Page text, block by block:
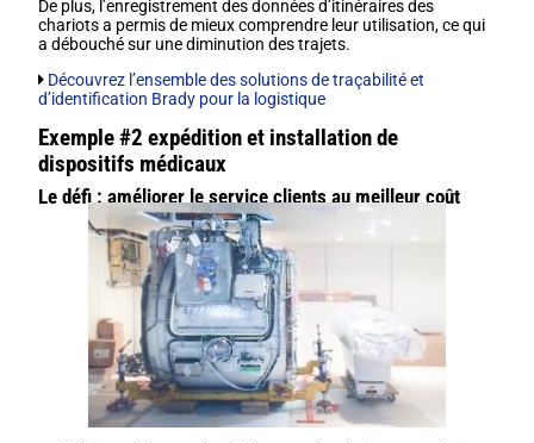
De plus, l’enregistrement des données d’itinéraires des
chariots a permis de mieux comprendre leur utilisation, ce qui
a débouché sur une diminution des trajets.
Découvrez l’ensemble des solutions de traçabilité et
d’identification Brady pour la logistique
Exemple #2 expédition et installation de
dispositifs médicaux
Le défi : améliorer le service clients au meilleur coût